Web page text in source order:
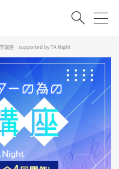
会員登録
学講座 supported by TA Night